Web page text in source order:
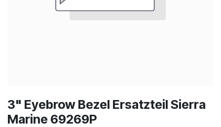
3" Eyebrow Bezel Ersatzteil Sierra
Marine 69269P